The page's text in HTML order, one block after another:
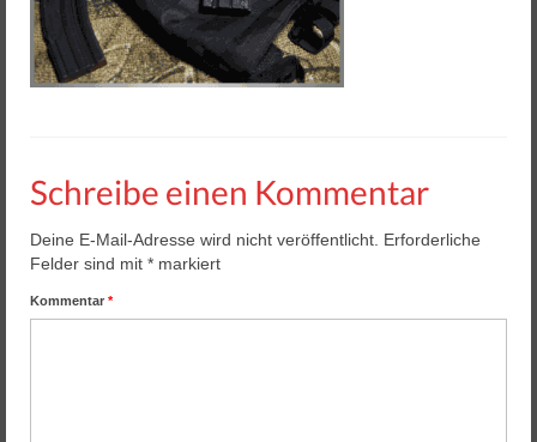
Game Card – NFC Kartenzahlung
Buchungssoftware
Downloads
Kontakt / Impressum / AGB
Schreibe einen Kommentar
Deine E-Mail-Adresse wird nicht veröffentlicht. Erforderliche
Felder sind mit * markiert
Kommentar *